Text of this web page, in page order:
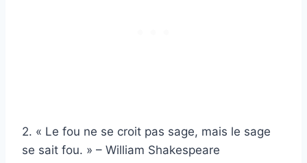
2. « Le fou ne se croit pas sage, mais le sage
se sait fou. » – William Shakespeare